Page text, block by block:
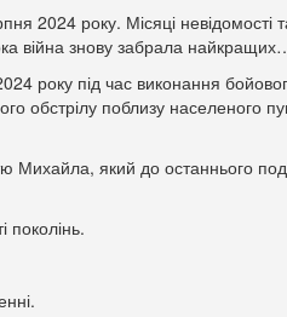
2024 року. Місяці невідомості
війна знову забрала
року під час виконання
обстрілу поблизу населеного
Михайла, який до останнього
поколінь.